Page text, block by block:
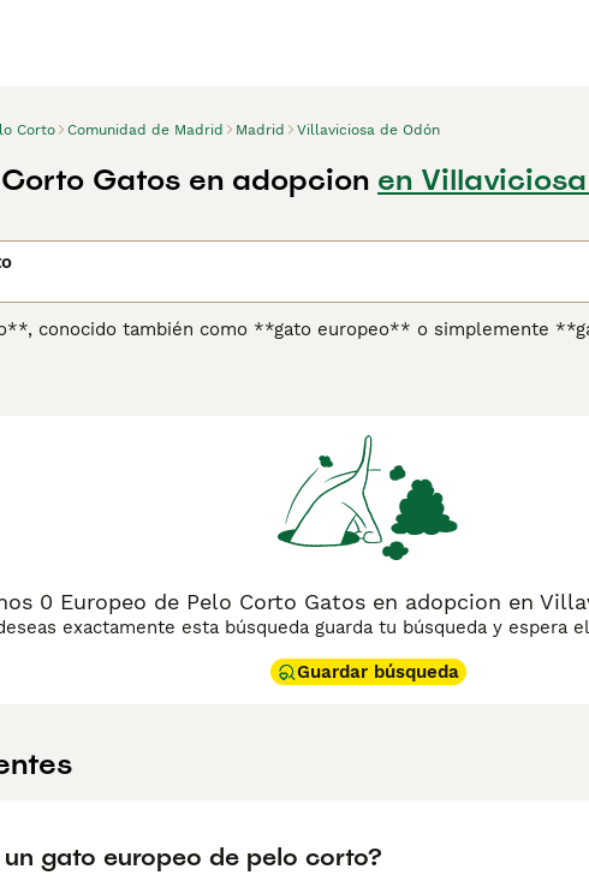
Corto Comunidad de Madrid Madrid Villaviciosa de Odón
Gatos en adopcion en
conocido también como **gato europeo** o simplemente
y denso, con una gran variedad de colores y patrones,
lo que los hace ideales para hogares con niños y
como una alimentación equilibrada y ejercicio regular para evitar
mantenimiento gracias a su pelaje corto, que necesita un
Palabras clave relevantes para este gato incluyen \"gato europeo
El **Europeo de Pelo Corto** es una excelente opción
0 Europeo de Pelo Corto Gatos en adopcion en
exactamente esta búsqueda guarda tu búsqueda y espera
Guardar búsqueda
gato europeo de pelo corto?